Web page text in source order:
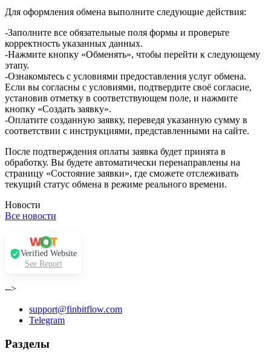
Для оформления обмена выполните следующие действия:
-Заполните все обязательные поля формы и проверьте
корректность указанных данных.
-Нажмите кнопку «Обменять», чтобы перейти к следующему
этапу.
-Ознакомьтесь с условиями предоставления услуг обмена.
Если вы согласны с условиями, подтвердите своё согласие,
установив отметку в соответствующем поле, и нажмите
кнопку «Создать заявку».
-Оплатите созданную заявку, переведя указанную сумму в
соответствии с инструкциями, представленными на сайте.
После подтверждения оплаты заявка будет принята в
обработку. Вы будете автоматически перенаправлены на
страницу «Состояние заявки», где сможете отслеживать
текущий статус обмена в режиме реального времени.
Новости
Все новости
Verified Website
See Report
-->
support@finbitflow.com
Telegram
Разделы